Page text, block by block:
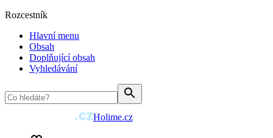
Rozcestník
Hlavní menu
Obsah
Doplňující obsah
Vyhledávání
Holime.cz